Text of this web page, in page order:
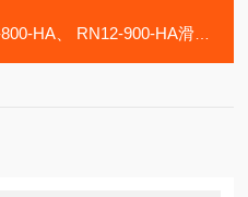
HA、 RN12-900-HA滑块轴承